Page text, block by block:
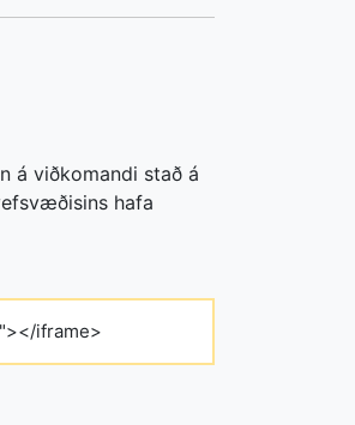
á viðkomandi stað á
hafa
iframe>